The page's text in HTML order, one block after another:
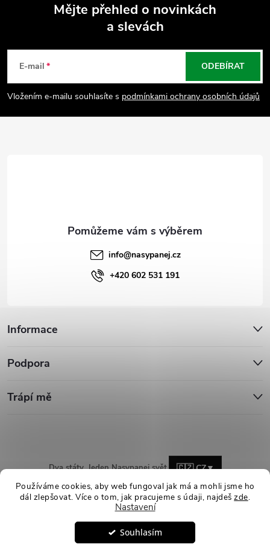
Používáme cookies, aby web fungoval jak má a mohli jsme ho
dál zlepšovat. Více o tom, jak pracujeme s údaji, najdešzde.
Nastavení
Souhlasím
p
a
Mějte přehled o novinkách
a slevách
E-mail
Vložením e-mailu souhlasíte s podmínkami ochrany osobních údajů
ODEBÍRAT
Informace
Podpora
Trápí mě
info@nasypanej.cz
+420 602 531 191
Dva státy. Jeden Nasypanej svět. 🇨🇿 CZ▼
Copyright 2026Nasypanej.cz. Všechna práva vyhrazena.
nastavení cookies